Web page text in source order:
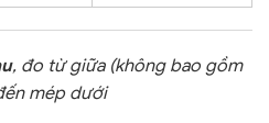
, đo từ giữa (không bao gồm
mép dưới